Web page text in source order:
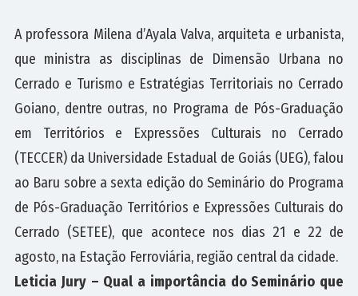
A professora Milena d’Ayala Valva, arquiteta e urbanista,
que ministra as disciplinas de Dimensão Urbana no
Cerrado e Turismo e Estratégias Territoriais no Cerrado
Goiano, dentre outras, no Programa de Pós-Graduação
em Territórios e Expressões Culturais no Cerrado
(TECCER) da Universidade Estadual de Goiás (UEG), falou
ao Baru sobre a sexta edição do Seminário do Programa
de Pós-Graduação Territórios e Expressões Culturais do
Cerrado (SETEE), que acontece nos dias 21 e 22 de
agosto, na Estação Ferroviária, região central da cidade.
Leticia Jury – Qual a importância do Seminário que